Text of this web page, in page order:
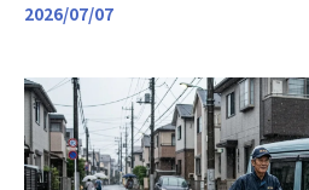
2026/07/07